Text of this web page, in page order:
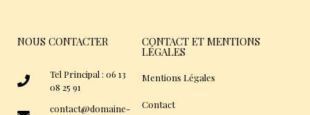
NOUS CONTACTER
Tel Principal : 06 13
08 25 91
contact@domaine-
CONTACT ET MENTIONS
LÉGALES
Mentions Légales
Contact